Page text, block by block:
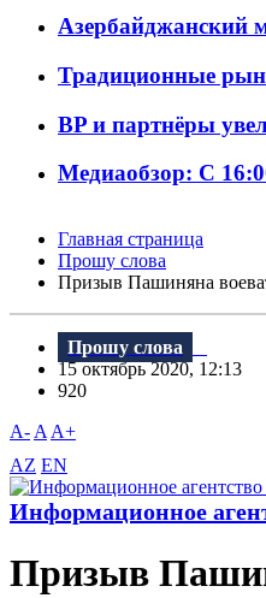
Азербайджанский
Традиционные
BP и партнёры
Медиаобзор: С
Главная страница
Прошу слова
Призыв Пашиняна
Прошу слова
15 октябрь 2020, 12:13
920
A- A A+
AZ EN
Информационное
Призыв